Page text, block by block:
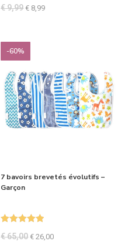
€9,99 € 8,99
-60%
7 bavoirs brevetés évolutifs –
Garçon
€65,00 € 26,00